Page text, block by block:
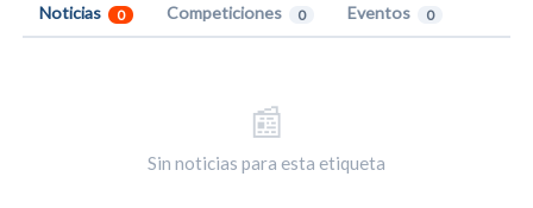
Noticias 0 Competiciones 0 Eventos 0
📰
Sin noticias para esta etiqueta